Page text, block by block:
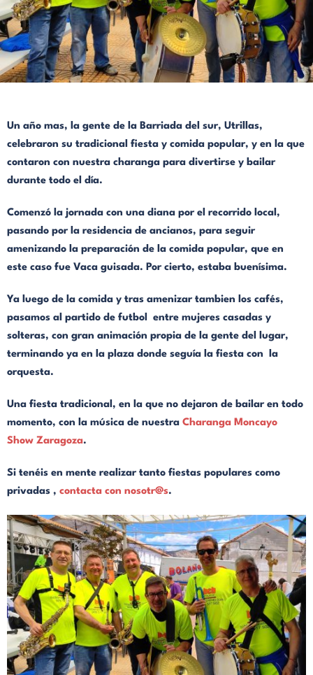
Un año mas, la gente de la Barriada del sur, Utrillas,
celebraron su tradicional fiesta y comida popular, y en la que
contaron con nuestra charanga para divertirse y bailar
durante todo el día.
Comenzó la jornada con una diana por el recorrido local,
pasando por la residencia de ancianos, para seguir
amenizando la preparación de la comida popular, que en
este caso fue Vaca guisada. Por cierto, estaba buenísima.
Ya luego de la comida y tras amenizar tambien los cafés,
pasamos al partido de futbol entre mujeres casadas y
solteras, con gran animación propia de la gente del lugar,
terminando ya en la plaza donde seguía la fiesta con la
orquesta.
Una fiesta tradicional, en la que no dejaron de bailar en todo
momento, con la música de nuestra Charanga Moncayo
Show Zaragoza.
Si tenéis en mente realizar tanto fiestas populares como
privadas , contacta con nosotr@s.